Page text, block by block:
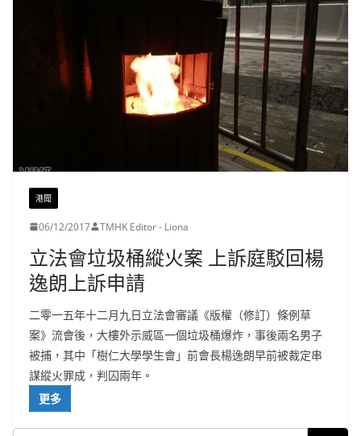
港聞
06/12/2017 TMHK Editor - Liona
立法會垃圾桶縱火案 上訴庭駁回楊
逸朗上訴申請
二零一五年十二月九日立法會審議《版權（修訂）條例草
案》流會後，大樓外示威區一個垃圾桶爆炸，事後兩名男子
被捕，其中「樹仁大學學生會」前會長楊逸朗早前被裁定串
謀縱火罪成，判囚兩年。
更多